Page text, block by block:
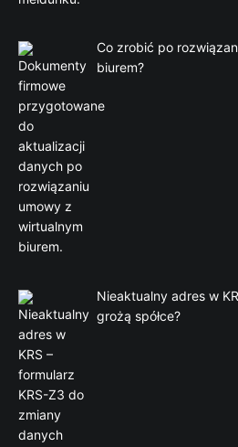
Co zrobić po
biurem?
Nieaktualny adres w
grożą spółce?